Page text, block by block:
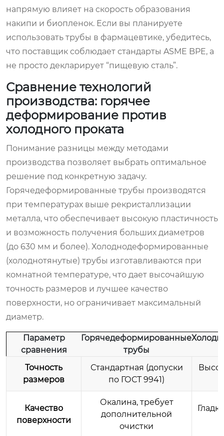
напрямую влияет на скорость образования
накипи и биопленок. Если вы планируете
использовать трубы в фармацевтике, убедитесь,
что поставщик соблюдает стандарты ASME BPE, а
не просто декларирует “пищевую сталь”.
Сравнение технологий
производства: горячее
деформирование против
холодного проката
Понимание разницы между методами
производства позволяет выбрать оптимальное
решение под конкретную задачу.
Горячедеформированные трубы производятся
при температурах выше рекристаллизации
металла, что обеспечивает высокую пластичность
и возможность получения больших диаметров
(до 630 мм и более). Холоднодеформированные
(холоднотянутые) трубы изготавливаются при
комнатной температуре, что дает высочайшую
точность размеров и лучшее качество
поверхности, но ограничивает максимальный
диаметр.
Параметр
сравнения
Горячедеформированные
трубы
Точность
размеров
Стандартная (допуски
по ГОСТ 9941)
Качество
поверхности
Окалина, требует
дополнительной
очистки